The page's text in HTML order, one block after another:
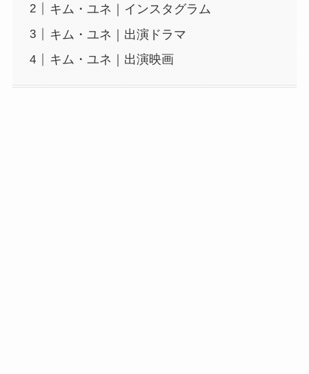
キム・ユネ｜インスタグラム
キム・ユネ｜出演ドラマ
キム・ユネ｜出演映画